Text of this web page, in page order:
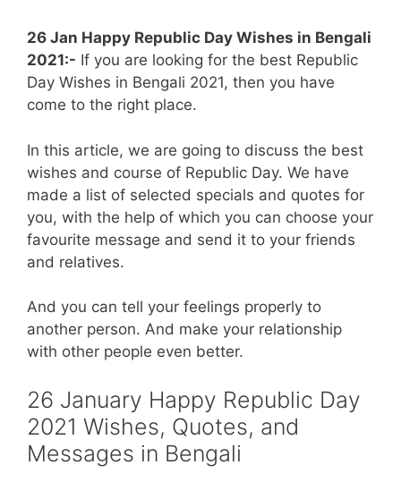
26 Jan Happy Republic Day Wishes in Bengali
2021:- If you are looking for the best Republic
Day Wishes in Bengali 2021, then you have
come to the right place.
In this article, we are going to discuss the best
wishes and course of Republic Day. We have
made a list of selected specials and quotes for
you, with the help of which you can choose your
favourite message and send it to your friends
and relatives.
And you can tell your feelings properly to
another person. And make your relationship
with other people even better.
26 January Happy Republic Day
2021 Wishes, Quotes, and
Messages in Bengali